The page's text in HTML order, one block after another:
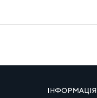
ІНФОРМАЦІЯ